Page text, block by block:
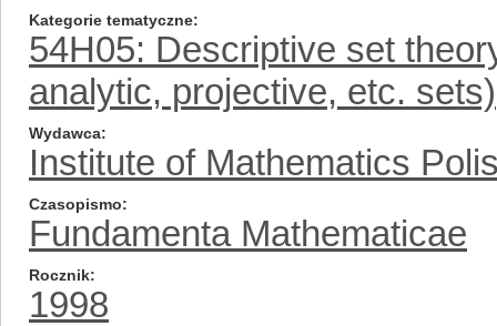
Kategorie tematyczne
54H05: Descriptive set
analytic, projective, etc. sets)
Wydawca
Institute of Mathematics
Czasopismo
Fundamenta Mathematicae
Rocznik
1998